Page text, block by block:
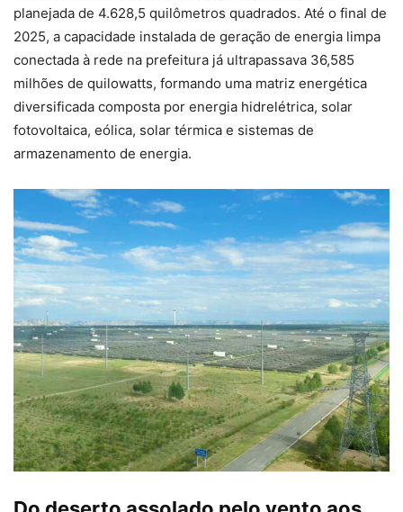
planejada de 4.628,5 quilômetros quadrados. Até o final de
2025, a capacidade instalada de geração de energia limpa
conectada à rede na prefeitura já ultrapassava 36,585
milhões de quilowatts, formando uma matriz energética
diversificada composta por energia hidrelétrica, solar
fotovoltaica, eólica, solar térmica e sistemas de
armazenamento de energia.